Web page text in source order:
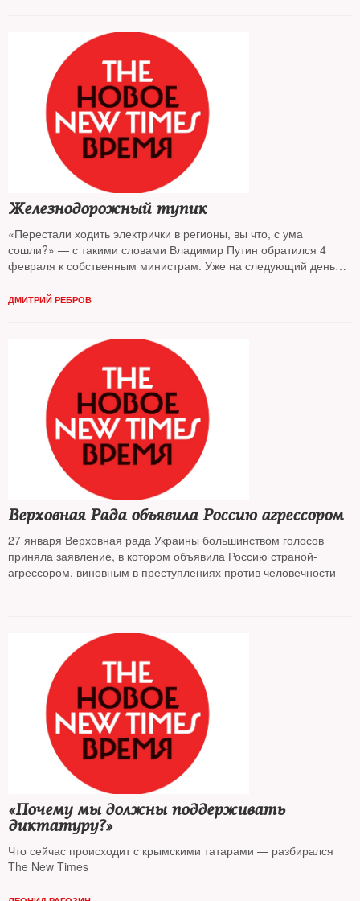
Железнодорожный тупик
«Перестали ходить электрички в регионы, вы что, с ума
сошли?» — с такими словами Владимир Путин обратился 4
февраля к собственным министрам. Уже на следующий день
маршруты будут восстановлены. The New Times разбирался,
ДМИТРИЙ РЕБРОВ
Верховная Рада объявила Россию агрессором
27 января Верховная рада Украины большинством голосов
приняла заявление, в котором объявила Россию страной-
агрессором, виновным в преступлениях против человечности
«Почему мы должны поддерживать
диктатуру?»
Что сейчас происходит с крымскими татарами — разбирался
The New Times